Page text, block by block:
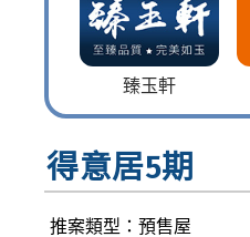
臻玉軒
得意居5期
推案類型：預售屋